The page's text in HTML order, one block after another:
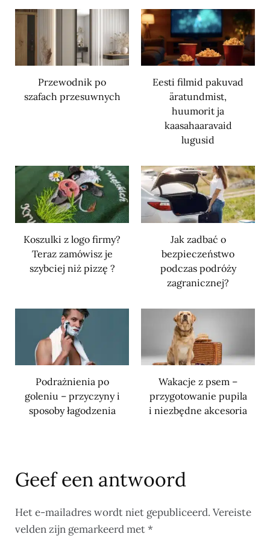
Przewodnik po
szafach przesuwnych
Eesti filmid pakuvad
äratundmist,
huumorit ja
kaasahaaravaid
lugusid
Koszulki z logo firmy?
Teraz zamówisz je
szybciej niż pizzę ?
Jak zadbać o
bezpieczeństwo
podczas podróży
zagranicznej?
Podrażnienia po
goleniu – przyczyny i
sposoby łagodzenia
Wakacje z psem –
przygotowanie pupila
i niezbędne akcesoria
Geef een antwoord
Het e-mailadres wordt niet gepubliceerd. Vereiste
velden zijn gemarkeerd met*